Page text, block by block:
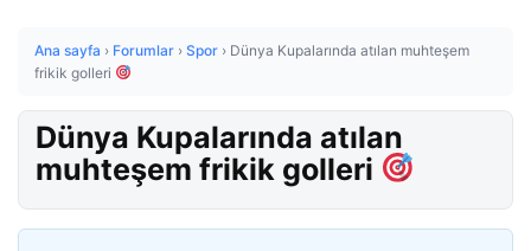
Ana sayfa › Forumlar › Spor › Dünya Kupalarında atılan muhteşem
frikik golleri
Dünya Kupalarında atılan
muhteşem frikik golleri